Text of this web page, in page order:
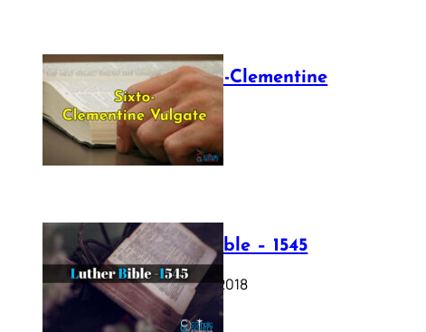
The Sixto-Clementine
Vulgate
July 12, 2025
Luther Bible – 1545
October 17, 2018